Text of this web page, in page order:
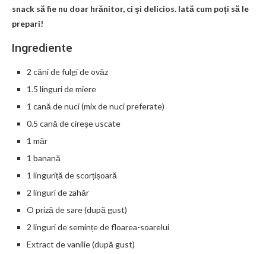
snack să fie nu doar hrănitor, ci și delicios. Iată cum poți să le
prepari!
Ingrediente
2 căni de fulgi de ovăz
1.5 linguri de miere
1 cană de nuci (mix de nuci preferate)
0.5 cană de cireșe uscate
1 măr
1 banană
1 linguriță de scorțișoară
2 linguri de zahăr
O priză de sare (după gust)
2 linguri de semințe de floarea-soarelui
Extract de vanilie (după gust)